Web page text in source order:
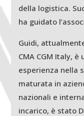
della logistica.
ha guidato
Guidi,
CMA CGM Italy,
esperienza nella
maturata in
nazionali e
incarico, è stato